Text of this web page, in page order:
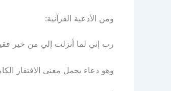
ومن الأدعية القرآنية:
رب إني لما أنزلت إلي من خير
وهو دعاء يحمل معنى الافتقار